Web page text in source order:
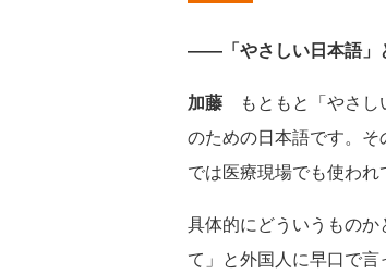
――「やさしい日本語」
加藤 もともと「やさし
のための日本語です。
では医療現場でも使われ
具体的にどういうもの
て」と外国人に早口で